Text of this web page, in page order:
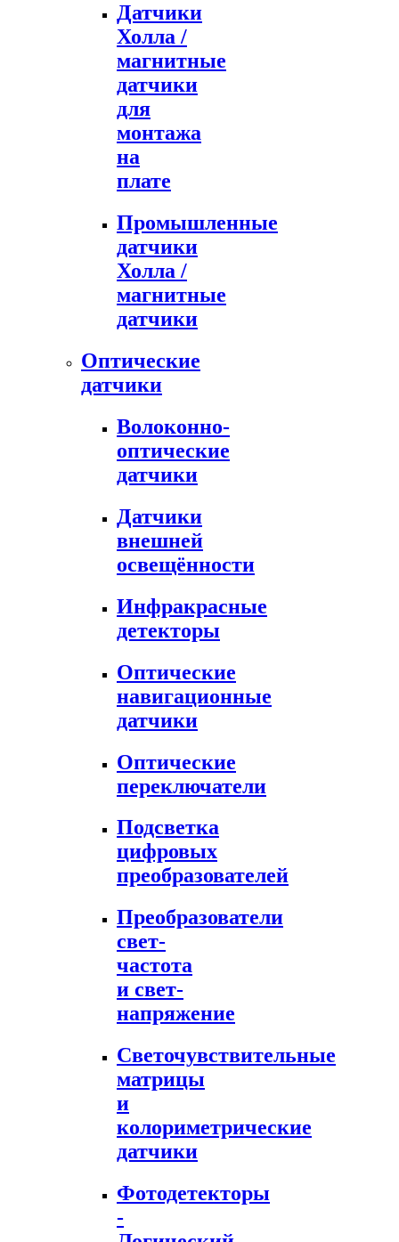
Датчики
Холла /
магнитные
датчики
для
монтажа
на
плате
Промышленные
датчики
Холла /
магнитные
датчики
Оптические
датчики
Волоконно-
оптические
датчики
Датчики
внешней
освещённости
Инфракрасные
детекторы
Оптические
навигационные
датчики
Оптические
переключатели
Подсветка
цифровых
преобразователей
Преобразователи
свет-
частота
и свет-
напряжение
Светочувствительные
матрицы
и
колориметрические
датчики
Фотодетекторы
-